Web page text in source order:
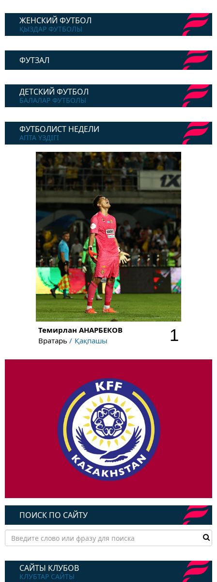
ЖЕНСКИЙ ФУТБОЛ
ҚЫЗДАР ФУТБОЛЫ
ФУТЗАЛ
ДЕТСКИЙ ФУТБОЛ
БАЛАЛАР ФУТБОЛЫ
ФУТБОЛИСТ НЕДЕЛИ
АПТА ҮЗДІГІ
Темирлан АНАРБЕКОВ
Вратарь
Қақпашы 1
ПОИСК ПО САЙТУ
САЙТЫ КЛУБОВ
КЛУБТАР САЙТЫ